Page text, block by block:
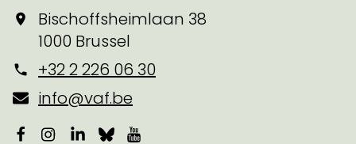
Bischoffsheimlaan 38
1000 Brussel
+32 2 226 06 30
info@vaf.be
Facebook
Instagram
LinkedIn
Bluesky